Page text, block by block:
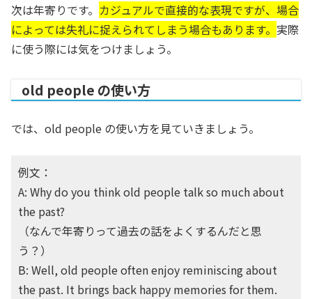
次は年寄りです。 カジュアルで直接的な表現ですが、場合
によっては失礼に捉えられてしまう場合もあります。 実際
に使う際には気をつけましょう。
old people の使い方
では、old people の使い方を見ていきましょう。
例文：
A: Why do you think old people talk so much about
the past?
（なんで年寄りって過去の話をよくするんだと思
う？）
B: Well, old people often enjoy reminiscing about
the past. It brings back happy memories for them.